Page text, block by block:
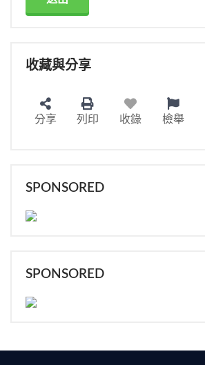
收藏與分享
分享 列印 收錄 檢舉
SPONSORED
SPONSORED